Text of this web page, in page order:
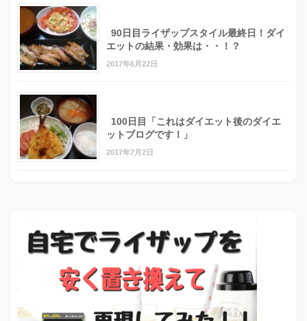
90日目ライザップスタイル最終日！ダイ
エットの結果・効果は・・！？
2017年6月22日
100日目「これはダイエット後のダイエ
ットブログです！」
2017年7月2日